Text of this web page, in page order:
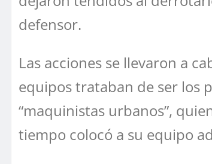
defensor.
Las acciones se llevaron a
equipos trataban de ser los
“maquinistas urbanos”,
tiempo colocó a su equipo